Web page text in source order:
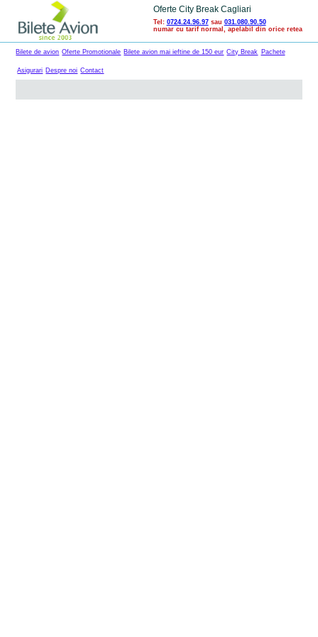
Oferte City Break Cagliari
Tel: 0724.24.96.97sau 031.080.90.50
numar cu tarif normal, apelabil din orice retea
Bilete de avion Oferte Promotionale Bilete avion mai ieftine de 150 eur City Break Pachete
Asigurari Despre noi Contact